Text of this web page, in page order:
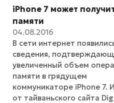
iPhone 7 может
памяти
04.08.2016
В сети интернет
сведения,
увеличенный объем
памяти в грядущем
коммуникаторе iPhone 7.
от тайваньского сайта